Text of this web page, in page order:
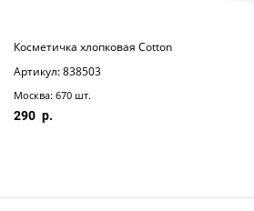
Косметичка хлопковая Cotton
Артикул: 838503
Москва: 670 шт.
290